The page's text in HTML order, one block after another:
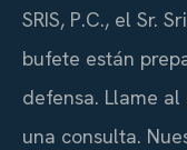
SRIS, P.C., el Sr.
bufete están
defensa. Llame al
una consulta.